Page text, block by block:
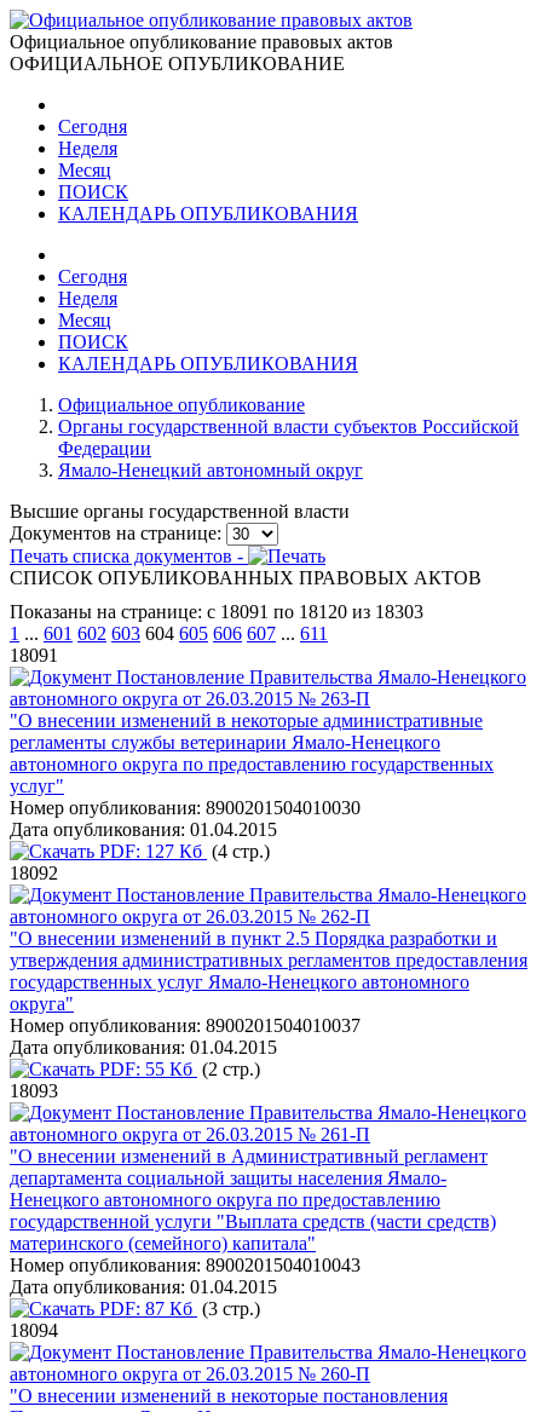
Официальное опубликование правовых актов
ОФИЦИАЛЬНОЕ ОПУБЛИКОВАНИЕ
Сегодня
Неделя
Месяц
ПОИСК
КАЛЕНДАРЬ ОПУБЛИКОВАНИЯ
Сегодня
Неделя
Месяц
ПОИСК
КАЛЕНДАРЬ ОПУБЛИКОВАНИЯ
Официальное опубликование
Органы государственной власти субъектов Российской
Федерации
Ямало-Ненецкий автономный округ
Высшие органы государственной власти
Документов на странице:
Печать списка документов -
СПИСОК ОПУБЛИКОВАННЫХ ПРАВОВЫХ АКТОВ
Показаны на странице: с 18091 по 18120 из 18303
1 ... 601 602 603 604 605 606 607 ... 611
18091
Постановление Правительства Ямало-Ненецкого
автономного округа от 26.03.2015 № 263-П
"О внесении изменений в некоторые административные
регламенты службы ветеринарии Ямало-Ненецкого
автономного округа по предоставлению государственных
услуг"
Номер опубликования: 8900201504010030
Дата опубликования: 01.04.2015
PDF: 127 Кб (4 стр.)
18092
Постановление Правительства Ямало-Ненецкого
автономного округа от 26.03.2015 № 262-П
"О внесении изменений в пункт 2.5 Порядка разработки и
утверждения административных регламентов предоставления
государственных услуг Ямало-Ненецкого автономного
округа"
Номер опубликования: 8900201504010037
Дата опубликования: 01.04.2015
PDF: 55 Кб (2 стр.)
18093
Постановление Правительства Ямало-Ненецкого
автономного округа от 26.03.2015 № 261-П
"О внесении изменений в Административный регламент
департамента социальной защиты населения Ямало-
Ненецкого автономного округа по предоставлению
государственной услуги "Выплата средств (части средств)
материнского (семейного) капитала"
Номер опубликования: 8900201504010043
Дата опубликования: 01.04.2015
PDF: 87 Кб (3 стр.)
18094
Постановление Правительства Ямало-Ненецкого
автономного округа от 26.03.2015 № 260-П
"О внесении изменений в некоторые постановления